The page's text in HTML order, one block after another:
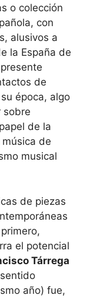
o colección
con
alusivos a
la España de
de
época, algo
sobre
de la
de
musical
de piezas
el potencial
Tárrega
año) fue,